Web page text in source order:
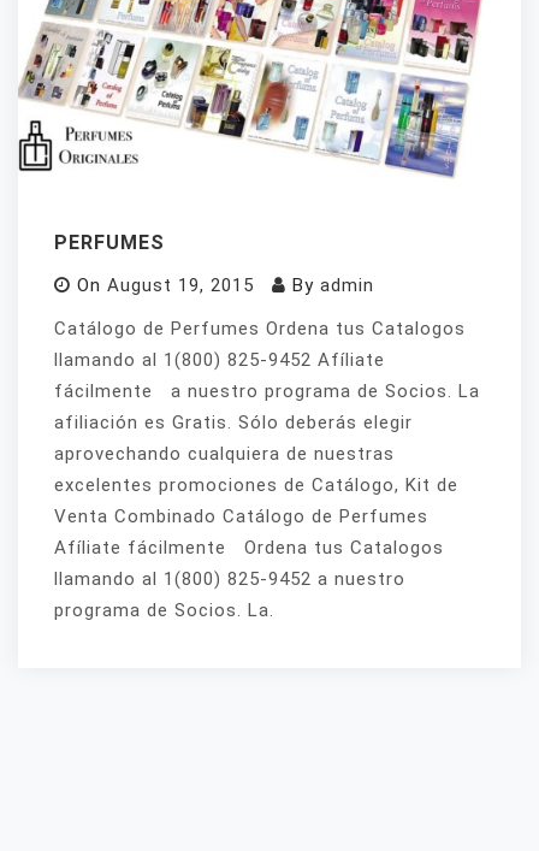
PERFUMES
On August 19, 2015 By admin
Catálogo de Perfumes Ordena tus Catalogos
llamando al 1(800) 825-9452 Afíliate
fácilmente a nuestro programa de Socios. La
afiliación es Gratis. Sólo deberás elegir
aprovechando cualquiera de nuestras
excelentes promociones de Catálogo, Kit de
Venta Combinado Catálogo de Perfumes
Afíliate fácilmente Ordena tus Catalogos
llamando al 1(800) 825-9452 a nuestro
programa de Socios. La.